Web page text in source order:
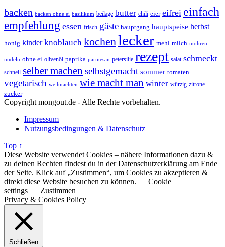
backen backen ohne ei basilikum beilage butter chili eier eifrei einfach
empfehlung essen frisch gäste hauptgang hauptspeise herbst
honig kinder knoblauch kochenlecker mehl milch möhren
nudeln ohne ei olivenöl paprika parmesan petersilie rezept salat schmeckt
schnell selber machen selbstgemacht sommer tomaten
vegetarisch weihnachten wie macht man winter würzig zitrone
zucker
Copyright mongout.de - Alle Rechte vorbehalten.
Impressum
Nutzungsbedingungen & Datenschutz
Top ↑
Diese Website verwendet Cookies – nähere Informationen dazu &
zu deinen Rechten findest du in der Datenschutzerklärung am Ende
der Seite. Klick auf „Zustimmen“, um Cookies zu akzeptieren &
direkt diese Website besuchen zu können.
Cookie
settings
Zustimmen
Privacy & Cookies Policy
Schließen